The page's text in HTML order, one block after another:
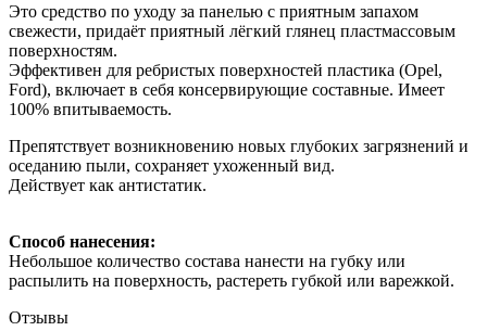
Это средство по уходу за панелью с приятным запахом
свежести, придаёт приятный лёгкий глянец пластмассовым
поверхностям.
Эффективен для ребристых поверхностей пластика (Opel,
Ford), включает в себя консервирующие составные. Имеет
100% впитываемость.
Препятствует возникновению новых глубоких загрязнений и
оседанию пыли, сохраняет ухоженный вид.
Действует как антистатик.
Способ нанесения:
Небольшое количество состава нанести на губку или
распылить на поверхность, растереть губкой или варежкой.
Отзывы